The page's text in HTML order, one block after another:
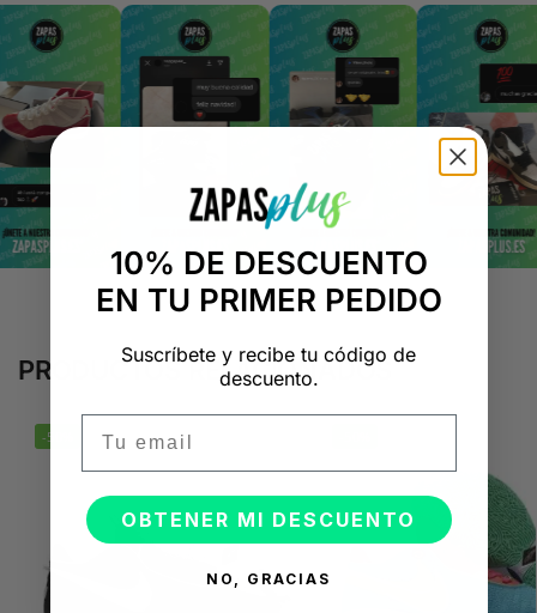
PRODUCTOS RELACIONADOS
-50%
10% DE DESCUENTO
EN TU PRIMER PEDIDO
Suscríbete y recibe tu código de
descuento.
OBTENER MI DESCUENTO
NO, GRACIAS